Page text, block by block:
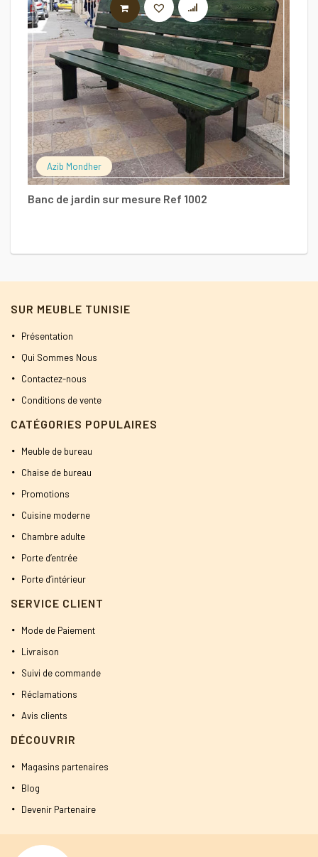
Azib Mondher
Banc de jardin sur mesure Ref 1002
LIRE LA SUITE
SUR MEUBLE TUNISIE
Présentation
Qui Sommes Nous
Contactez-nous
Conditions de vente
CATÉGORIES POPULAIRES
Meuble de bureau
Chaise de bureau
Promotions
Cuisine moderne
Chambre adulte
Porte d’entrée
Porte d’intérieur
SERVICE CLIENT
Mode de Paiement
Livraison
Suivi de commande
Réclamations
Avis clients
DÉCOUVRIR
Magasins partenaires
Blog
Devenir Partenaire